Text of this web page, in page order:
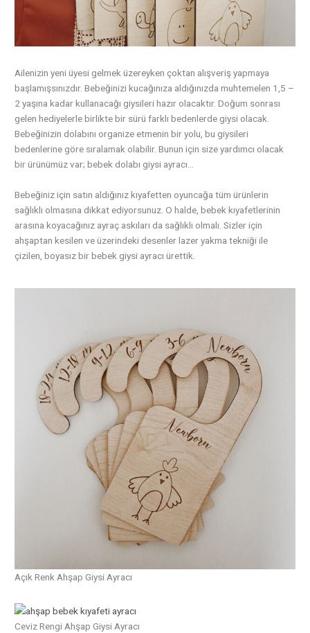
Ailenizin yeni üyesi gelmek üzereyken çoktan alışveriş yapmaya
başlamışsınızdır. Bebeğinizi kucağınıza aldığınızda muhtemelen 1,5 –
2 yaşına kadar kullanacağı giysileri hazır olacaktır. Doğum sonrası
gelen hediyelerle birlikte bir sürü farklı bedenlerde giysi olacak.
Bebeğinizin dolabını organize etmenin bir yolu, bu giysileri
bedenlerine göre sıralamak olabilir. Bunun için size yardımcı olacak
bir ürünümüz var; bebek dolabı giysi ayracı…
Bebeğiniz için satın aldığınız kıyafetten oyuncağa tüm ürünlerin
sağlıklı olmasına dikkat ediyorsunuz. O halde, bebek kıyafetlerinin
arasına koyacağınız ayraç askıları da sağlıklı olmalı. Sizler için
ahşaptan kesilen ve üzerindeki desenler lazer yakma tekniği ile
çizilen, boyasız bir bebek giysi ayracı ürettik.
Açık Renk Ahşap Giysi Ayracı
Ceviz Rengi Ahşap Giysi Ayracı